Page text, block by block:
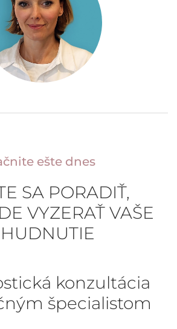
ešte dnes
SA PORADIŤ,
VYZERAŤ VAŠE
konzultácia
špecialistom